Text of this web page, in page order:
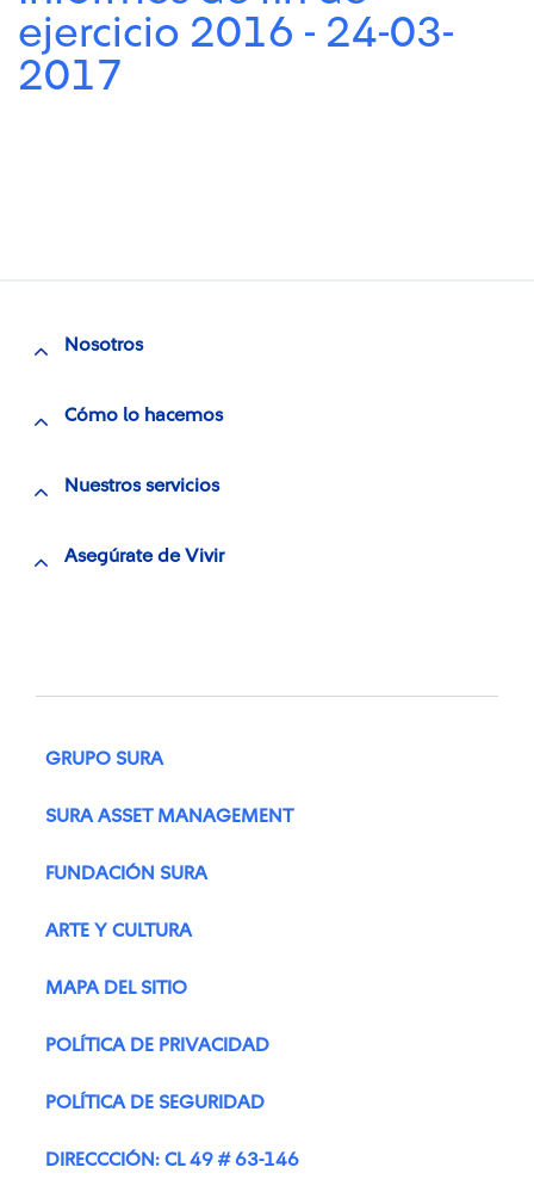
ejercicio 2016 - 24-03-
2017
Nosotros
Cómo lo hacemos
Nuestros servicios
Asegúrate de Vivir
GRUPO SURA
SURA ASSET MANAGEMENT
FUNDACIÓN SURA
ARTE Y CULTURA
MAPA DEL SITIO
POLÍTICA DE PRIVACIDAD
POLÍTICA DE SEGURIDAD
DIRECCCIÓN: CL 49 # 63-146